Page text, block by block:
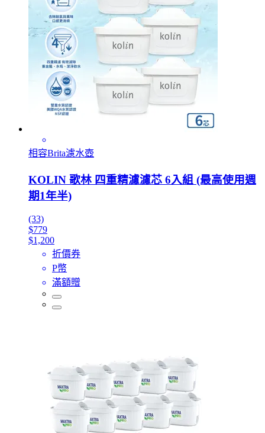
相容Brita濾水壺
KOLIN 歌林 四重精濾濾芯 6入組 (最高使用週
期1年半)
(33)
$779
$1,200
折價券
P幣
滿額贈